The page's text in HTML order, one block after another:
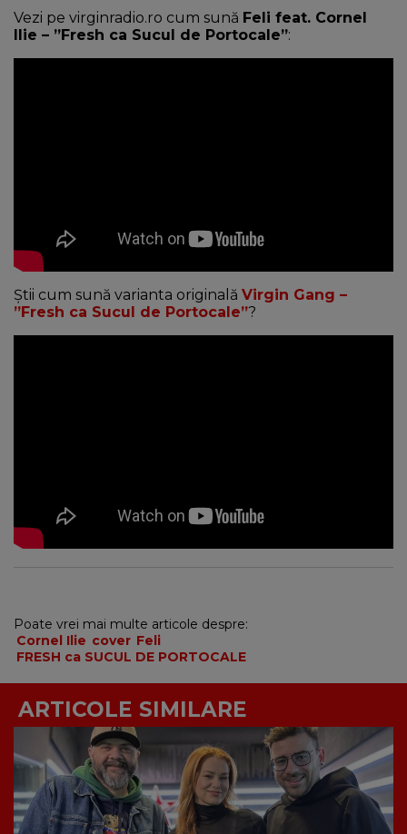
Vezi pe virginradio.ro cum sună Feli feat. Cornel
Ilie – ”Fresh ca Sucul de Portocale”:
Știi cum sună varianta originală Virgin Gang –
”Fresh ca Sucul de Portocale”?
Poate vrei mai multe articole despre:
Cornel Ilie cover Feli
FRESH ca SUCUL DE PORTOCALE
ARTICOLE SIMILARE